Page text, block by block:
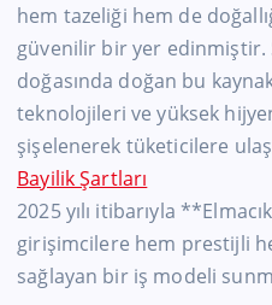
hem tazeliği hem de
güvenilir bir yer edinmiştir.
doğasında doğan bu
teknolojileri ve yüksek
şişelenerek tüketicilere
Bayilik Şartları
2025 yılı itibarıyla
girişimcilere hem prestijli
sağlayan bir iş modeli